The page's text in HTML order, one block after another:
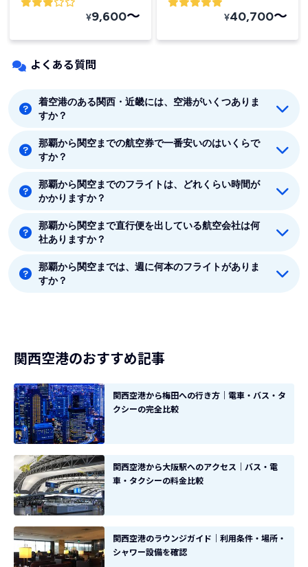
¥9,600〜 ¥40,700〜
よくある質問
着空港のある関西・近畿には、空港がいくつありま
すか？
着空港のある関西・近畿には6つの空港があります。伊
丹、関空、大阪、神戸、但馬、白浜です。
那覇から関空までの航空券で一番安いのはいくらで
すか？
那覇から関空までの最安値はジェットスター(Jetstar)の
6460円です。
那覇から関空までのフライトは、どれくらい時間が
かかりますか？
那覇から関空まで平均フライト時間は約1時間55分で
す。
那覇から関空まで直行便を出している航空会社は何
社ありますか？
那覇から関空まで直行便を出している航空会社は4社あ
ります。
那覇から関空までは、週に何本のフライトがありま
すか？
関西空港のおすすめ記事
関西空港から梅田への行き方｜電車・バス・タ
クシーの完全比較
関西空港から大阪駅へのアクセス｜バス・電
車・タクシーの料金比較
関西空港のラウンジガイド｜利用条件・場所・
シャワー設備を確認